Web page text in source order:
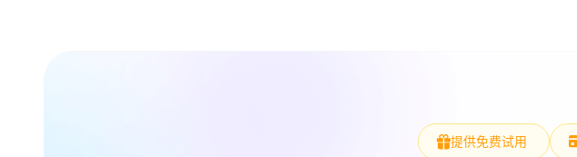
提供免费试用